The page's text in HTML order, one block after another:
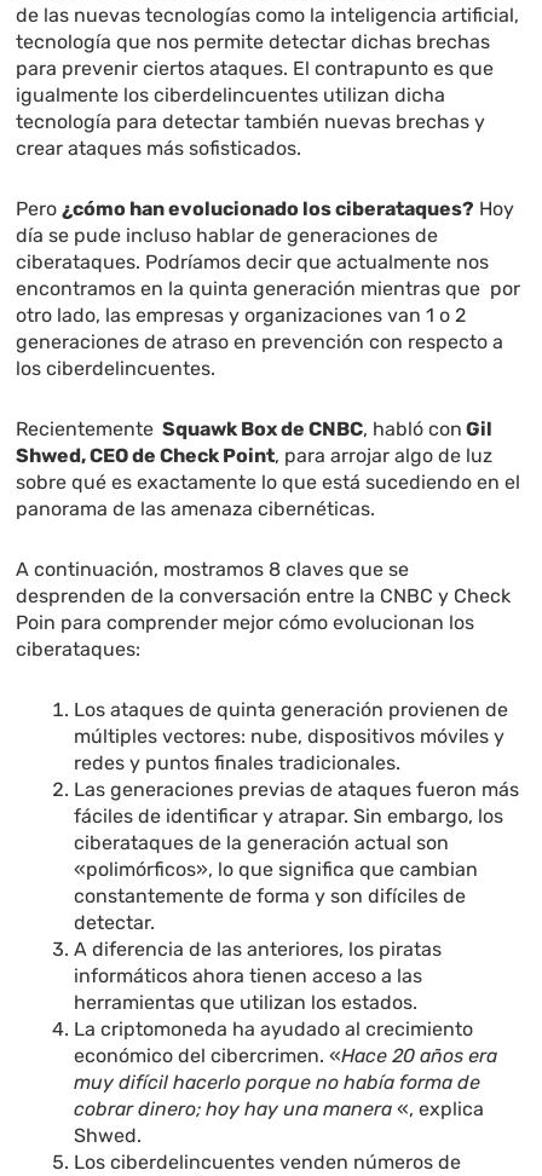
de las nuevas tecnologías como la inteligencia artificial,
tecnología que nos permite detectar dichas brechas
para prevenir ciertos ataques. El contrapunto es que
igualmente los ciberdelincuentes utilizan dicha
tecnología para detectar también nuevas brechas y
crear ataques más sofisticados.
Pero¿cómo han evolucionado los ciberataques? Hoy
día se pude incluso hablar de generaciones de
ciberataques. Podríamos decir que actualmente nos
encontramos en la quinta generación mientras que por
otro lado, las empresas y organizaciones van 1 o 2
generaciones de atraso en prevención con respecto a
los ciberdelincuentes.
Recientemente Squawk Box de CNBC, habló con Gil
Shwed, CEO de Check Point, para arrojar algo de luz
sobre qué es exactamente lo que está sucediendo en el
panorama de las amenaza cibernéticas.
A continuación, mostramos 8 claves que se
desprenden de la conversación entre la CNBC y Check
Poin para comprender mejor cómo evolucionan los
ciberataques:
Los ataques de quinta generación provienen de
múltiples vectores: nube, dispositivos móviles y
redes y puntos finales tradicionales.
Las generaciones previas de ataques fueron más
fáciles de identificar y atrapar. Sin embargo, los
ciberataques de la generación actual son
«polimórficos», lo que significa que cambian
constantemente de forma y son difíciles de
detectar.
A diferencia de las anteriores, los piratas
informáticos ahora tienen acceso a las
herramientas que utilizan los estados.
La criptomoneda ha ayudado al crecimiento
económico del cibercrimen. «Hace 20 años era
muy difícil hacerlo porque no había forma de
cobrar dinero; hoy hay una manera «, explica
Shwed.
Los ciberdelincuentes venden números de